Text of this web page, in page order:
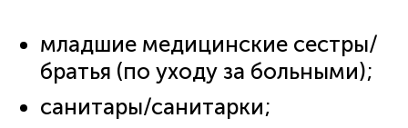
младшие медицинские сестры/
братья (по уходу за больными);
санитары/санитарки;